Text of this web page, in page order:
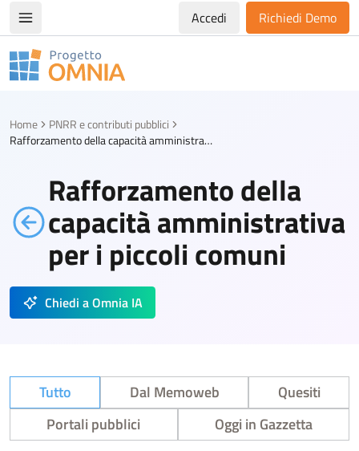
Apri/chiudi menù di navigazioneAccedi Richiedi Demo
Progetto Omnia
Home
PNRR e contributi pubblici
Rafforzamento della capacità amministrativa per i piccoli comuni
Rafforzamento della
capacità amministrativa
per i piccoli comuni
Chiedi a Omnia IA
Tutto Dal Memoweb
Quesiti
Portali pubblici
Oggi in Gazzetta